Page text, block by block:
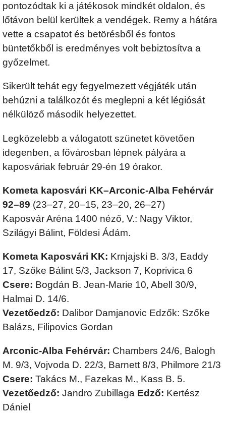
pontozódtak ki a játékosok mindkét oldalon, és
lőtávon belül kerültek a vendégek. Remy a hátára
vette a csapatot és betörésből és fontos
büntetőkből is eredményes volt bebiztosítva a
győzelmet.
Sikerült tehát egy fegyelmezett végjáték után
behúzni a találkozót és meglepni a két légiósát
nélkülöző második helyezettet.
Legközelebb a válogatott szünetet követően
idegenben, a fővárosban lépnek pályára a
kaposváriak február 29-én 19 órakor.
Kometa kaposvári KK–Arconic-Alba Fehérvár
92–89 (23–27, 20–15, 23–20, 26–27)
Kaposvár Aréna 1400 néző, V.: Nagy Viktor,
Szilágyi Bálint, Földesi Ádám.
Kometa Kaposvári KK: Krnjajski B. 3/3, Eaddy
17, Szőke Bálint 5/3, Jackson 7, Koprivica 6
Csere: Bogdán B. Jean-Marie 10, Abell 30/9,
Halmai D. 14/6.
Vezetőedző: Dalibor Damjanovic Edzők: Szőke
Balázs, Filipovics Gordan
Arconic-Alba Fehérvár: Chambers 24/6, Balogh
M. 9/3, Vojvoda D. 22/3, Barnett 8/3, Philmore 21/3
Csere: Takács M., Fazekas M., Kass B. 5.
Vezetőedző: Jandro Zubillaga Edző: Kertész
Dániel